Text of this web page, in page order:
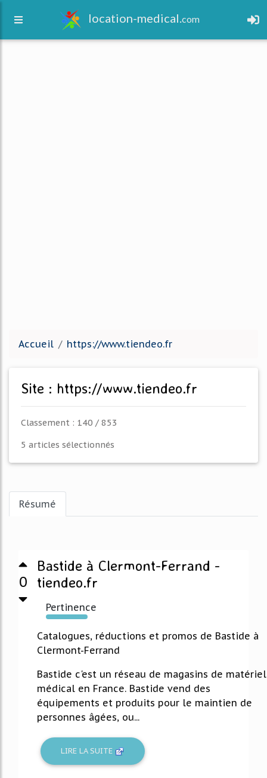
location-medical.com
Accueil https://www.tiendeo.fr
Site : https://www.tiendeo.fr
Classement : 140 / 853
5 articles sélectionnés
Résumé
0
Bastide à Clermont-Ferrand -
tiendeo.fr
Pertinence
394%
Catalogues, réductions et promos de Bastide à
Clermont-Ferrand
Bastide c'est un réseau de magasins de matériel
médical en France. Bastide vend des
équipements et produits pour le maintien de
personnes âgées, ou...
LIRE LA SUITE